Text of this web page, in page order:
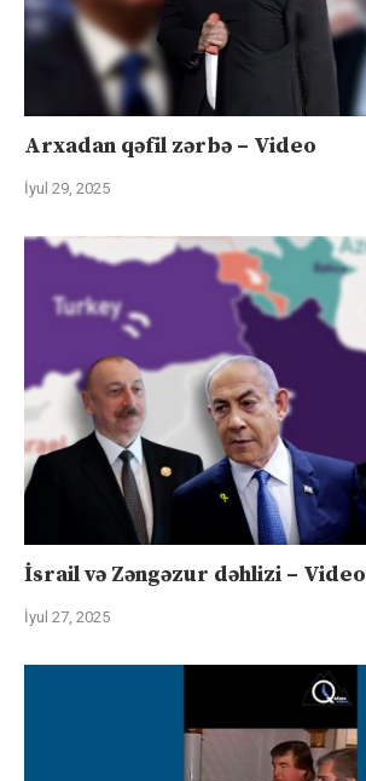
Arxadan qəfil zərbə – Video
İyul 29, 2025
İsrail və Zəngəzur dəhlizi – Video
İyul 27, 2025